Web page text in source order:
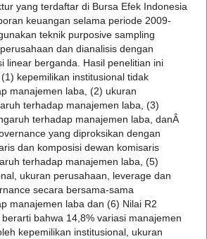
yang terdaftar di Bursa Efek Indonesia
keuangan selama periode 2009-
teknik purposive sampling
dan dianalisis dengan
linear berganda. Hasil penelitian ini
kepemilikan institusional tidak
manajemen laba, (2) ukuran
terhadap manajemen laba, (3)
terhadap manajemen laba, danÂ
yang diproksikan dengan
dan komposisi dewan komisaris
terhadap manajemen laba, (5)
ukuran perusahaan, leverage dan
secara bersama-sama
manajemen laba dan (6) Nilai R2
bahwa 14,8% variasi manajemen
kepemilikan institusional, ukuran